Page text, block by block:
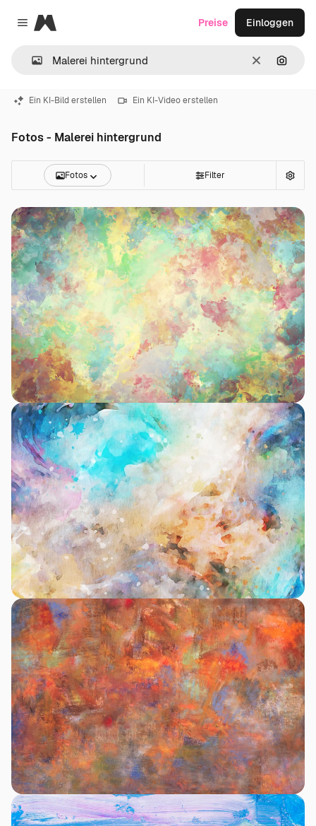
Close menu
Magnific
LöschenNach
Preise Einloggen
Ein KI-Bild erstellen Ein KI-Video erstellen
Fotos - Malerei hintergrund
Fotos Filter